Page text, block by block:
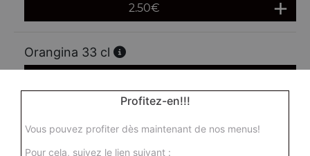
2.50€
Orangina 33 cl
2.50
Profitez-en!!!
Vous pouvez profiter dès maintenant de nos menus!
Pour cela, suivez le lien suivant :